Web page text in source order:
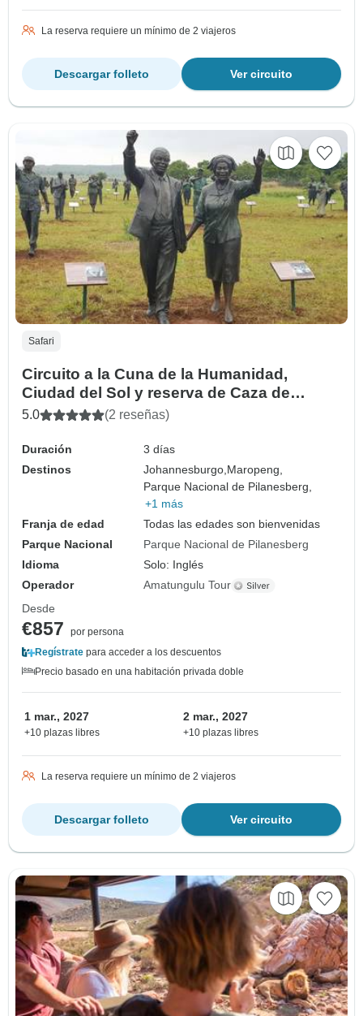
La reserva requiere un mínimo de 2 viajeros
Ver circuito
Descargar folleto
Safari
Circuito a la Cuna de la Humanidad,
Ciudad del Sol y reserva de Caza de
Pilanesberg
5.0 (2 reseñas)
Duración
3 días
Destinos
Johannesburgo, Maropeng,
Parque Nacional de Pilanesberg,
+1 más
Franja de edad
Todas las edades son bienvenidas
Parque Nacional
Parque Nacional de Pilanesberg
Idioma
Solo: Inglés
Operador
Amatungulu Tour
Desde
€857
por persona
Regístrate para acceder a los descuentos
Precio basado en una habitación privada doble
1 mar., 2027
+10 plazas libres
2 mar., 2027
+10 plazas libres
La reserva requiere un mínimo de 2 viajeros
Ver circuito
Descargar folleto